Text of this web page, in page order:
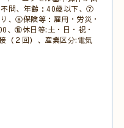
問、年齢：40歳以下、⑦
、⑧保険等：雇用・労災・
⑩休日等:土・日・祝・
（２回）、産業区分: 電気